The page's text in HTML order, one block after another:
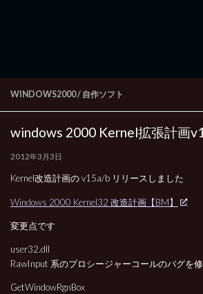
WINDOWS2000/ 自作ソフト
windows 2000 Kernel拡張計画
2012年3月3日
Kernel改造計画の v15a/b リリースしました
Windows 2000 Kernel32 改造計画【BM】
変更点です
user32.dll
RawInput 系のプロシージャーコールのバグを
GetWindowRgnBox